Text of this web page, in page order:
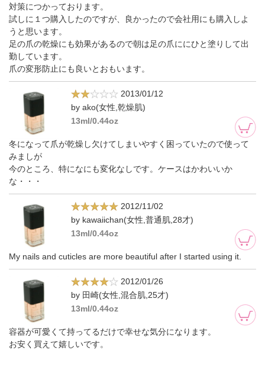
対策につかっております。
試しに１つ購入したのですが、良かったので会社用にも購入しよ
うと思います。
足の爪の乾燥にも効果があるので朝は足の爪ににひと塗りして出
勤しています。
爪の変形防止にも良いとおもいます。
2013/01/12
by ako(女性,乾燥肌)
13ml/0.44oz
冬になって爪が乾燥し欠けてしまいやすく困っていたので使って
みましが
今のところ、特になにも変化なしです。ケースはかわいいか
な・・・
2012/11/02
by kawaiichan(女性,普通肌,28才)
13ml/0.44oz
My nails and cuticles are more beautiful after I started using it.
2012/01/26
by 田崎(女性,混合肌,25才)
13ml/0.44oz
容器が可愛くて持ってるだけで幸せな気分になります。
お安く買えて嬉しいです。